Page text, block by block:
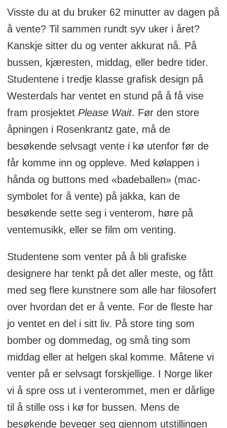
Sted:Grafill, Rosenkrantz gate 21
Tid: Lørdag 21. april
Visste du at du bruker 62 minutter av dagen på
å vente? Til sammen rundt syv uker i året?
Kanskje sitter du og venter akkurat nå. På
bussen, kjæresten, middag, eller bedre tider.
Studentene i tredje klasse grafisk design på
Westerdals har ventet en stund på å få vise
fram prosjektet Please Wait. Før den store
åpningen i Rosenkrantz gate, må de
besøkende selvsagt vente i kø utenfor før de
får komme inn og oppleve. Med kølappen i
hånda og buttons med «badeballen» (mac-
symbolet for å vente) på jakka, kan de
besøkende sette seg i venterom, høre på
ventemusikk, eller se film om venting.
Studentene som venter på å bli grafiske
designere har tenkt på det aller meste, og fått
med seg flere kunstnere som alle har filosofert
over hvordan det er å vente. For de fleste har
jo ventet en del i sitt liv. På store ting som
bomber og dommedag, og små ting som
middag eller at helgen skal komme. Måtene vi
venter på er selvsagt forskjellige. I Norge liker
vi å spre oss ut i venterommet, men er dårlige
til å stille oss i kø for bussen. Mens de
besøkende beveger seg gjennom utstillingen